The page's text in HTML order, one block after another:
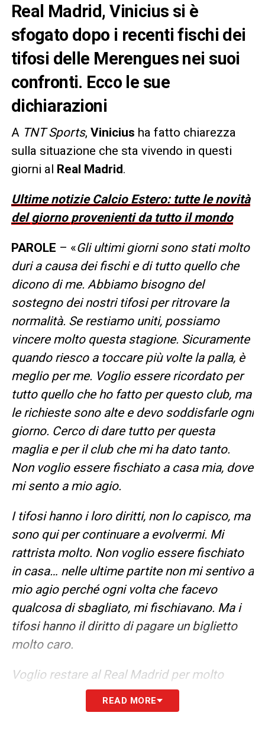
Real Madrid, Vinicius si è
sfogato dopo i recenti fischi dei
tifosi delle Merengues nei suoi
confronti. Ecco le sue
dichiarazioni
A TNT Sports, Vinicius ha fatto chiarezza
sulla situazione che sta vivendo in questi
giorni al Real Madrid.
Ultime notizie Calcio Estero: tutte le novità
del giorno provenienti da tutto il mondo
PAROLE – «Gli ultimi giorni sono stati molto
duri a causa dei fischi e di tutto quello che
dicono di me. Abbiamo bisogno del
sostegno dei nostri tifosi per ritrovare la
normalità. Se restiamo uniti, possiamo
vincere molto questa stagione. Sicuramente
quando riesco a toccare più volte la palla, è
meglio per me. Voglio essere ricordato per
tutto quello che ho fatto per questo club, ma
le richieste sono alte e devo soddisfarle ogni
giorno. Cerco di dare tutto per questa
maglia e per il club che mi ha dato tanto.
Non voglio essere fischiato a casa mia, dove
mi sento a mio agio.
I tifosi hanno i loro diritti, non lo capisco, ma
sono qui per continuare a evolvermi. Mi
rattrista molto. Non voglio essere fischiato
in casa… nelle ultime partite non mi sentivo a
mio agio perché ogni volta che facevo
qualcosa di sbagliato, mi fischiavano. Ma i
tifosi hanno il diritto di pagare un biglietto
molto caro.
Voglio restare al Real Madrid per molto
tempo. Il mio rinnovo? Mi resta ancora un
anno. Siamo molto tranquilli. Mi fido del
READ MORE